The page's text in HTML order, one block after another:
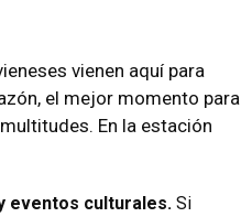
vienen aquí para
el mejor momento para
En la estación
eventos culturales. Si